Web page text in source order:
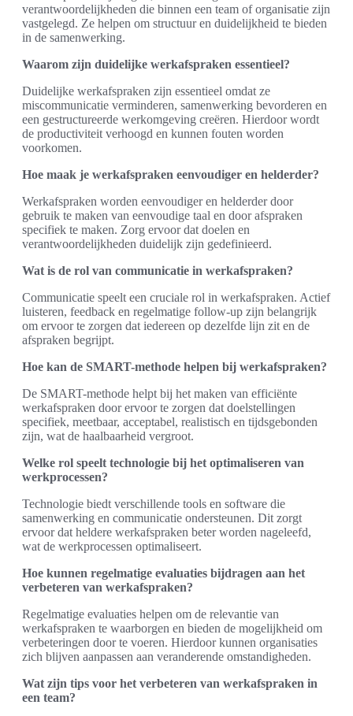
verantwoordelijkheden die binnen een team of organisatie zijn
vastgelegd. Ze helpen om structuur en duidelijkheid te bieden
in de samenwerking.
Waarom zijn duidelijke werkafspraken essentieel?
Duidelijke werkafspraken zijn essentieel omdat ze
miscommunicatie verminderen, samenwerking bevorderen en
een gestructureerde werkomgeving creëren. Hierdoor wordt
de productiviteit verhoogd en kunnen fouten worden
voorkomen.
Hoe maak je werkafspraken eenvoudiger en helderder?
Werkafspraken worden eenvoudiger en helderder door
gebruik te maken van eenvoudige taal en door afspraken
specifiek te maken. Zorg ervoor dat doelen en
verantwoordelijkheden duidelijk zijn gedefinieerd.
Wat is de rol van communicatie in werkafspraken?
Communicatie speelt een cruciale rol in werkafspraken. Actief
luisteren, feedback en regelmatige follow-up zijn belangrijk
om ervoor te zorgen dat iedereen op dezelfde lijn zit en de
afspraken begrijpt.
Hoe kan de SMART-methode helpen bij werkafspraken?
De SMART-methode helpt bij het maken van efficiënte
werkafspraken door ervoor te zorgen dat doelstellingen
specifiek, meetbaar, acceptabel, realistisch en tijdsgebonden
zijn, wat de haalbaarheid vergroot.
Welke rol speelt technologie bij het optimaliseren van
werkprocessen?
Technologie biedt verschillende tools en software die
samenwerking en communicatie ondersteunen. Dit zorgt
ervoor dat heldere werkafspraken beter worden nageleefd,
wat de werkprocessen optimaliseert.
Hoe kunnen regelmatige evaluaties bijdragen aan het
verbeteren van werkafspraken?
Regelmatige evaluaties helpen om de relevantie van
werkafspraken te waarborgen en bieden de mogelijkheid om
verbeteringen door te voeren. Hierdoor kunnen organisaties
zich blijven aanpassen aan veranderende omstandigheden.
Wat zijn tips voor het verbeteren van werkafspraken in
een team?